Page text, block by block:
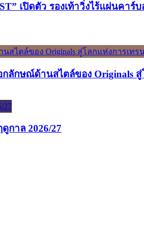
เปิดตัว รองเท้าวิ่งไร้แผ่นคา
ลักษณ์ด้านสไตล์ของ Originals สู่
กาล 2026/27